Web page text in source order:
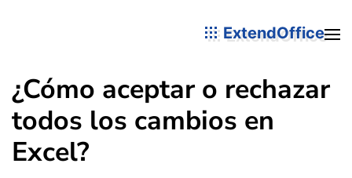
ExtendOffice
¿Cómo aceptar o rechazar
todos los cambios en
Excel?